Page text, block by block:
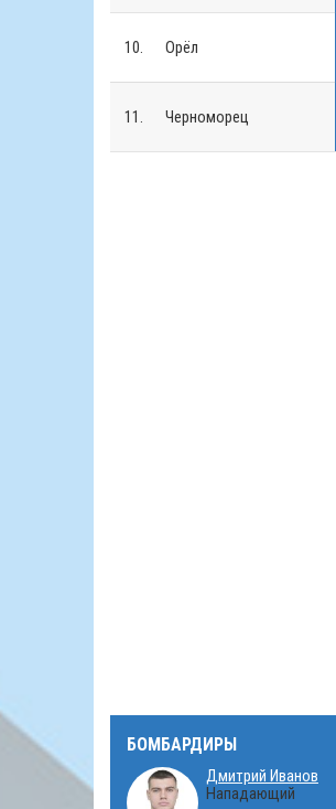
10. Орёл
11. Черноморец
БОМБАРДИРЫ
Дмитрий Иванов
Нападающий